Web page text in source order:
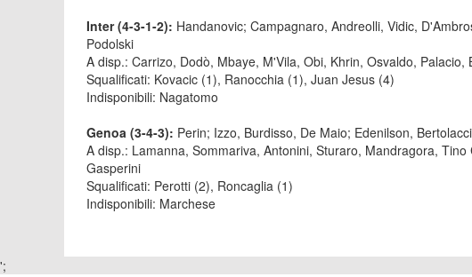
Inter (4-3-1-2): Handanovic; Campagnaro, Andreolli, Vidic,
Podolski
A disp.: Carrizo, Dodò, Mbaye, M'Vila, Obi, Khrin, Osvaldo, Palacio,
Squalificati: Kovacic (1), Ranocchia (1), Juan Jesus (4)
Indisponibili: Nagatomo
Genoa (3-4-3): Perin; Izzo, Burdisso, De Maio; Edenilson,
A disp.: Lamanna, Sommariva, Antonini, Sturaro, Mandragora,
Gasperini
Squalificati: Perotti (2), Roncaglia (1)
Indisponibili: Marchese
';